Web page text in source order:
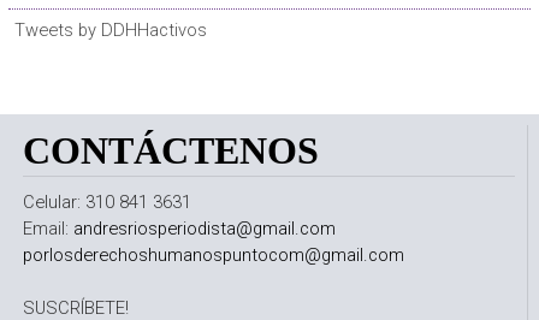
Tweets by DDHHactivos
CONTÁCTENOS
Celular: 310 841 3631
Email: andresriosperiodista@gmail.com
porlosderechoshumanospuntocom@gmail.com
SUSCRÍBETE!